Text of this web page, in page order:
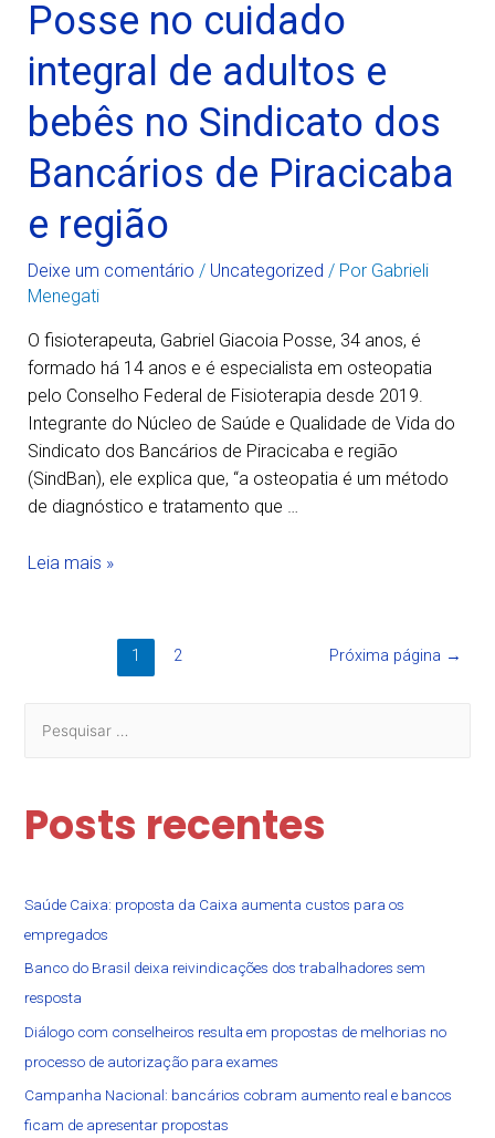
Posse no cuidado
integral de adultos e
bebês no Sindicato dos
Bancários de Piracicaba
e região
Deixe um comentário / Uncategorized / Por Gabrieli
Menegati
O fisioterapeuta, Gabriel Giacoia Posse, 34 anos, é
formado há 14 anos e é especialista em osteopatia
pelo Conselho Federal de Fisioterapia desde 2019.
Integrante do Núcleo de Saúde e Qualidade de Vida do
Sindicato dos Bancários de Piracicaba e região
(SindBan), ele explica que, “a osteopatia é um método
de diagnóstico e tratamento que …
Leia mais »
1 2 Próxima página →
Posts recentes
Saúde Caixa: proposta da Caixa aumenta custos para os
empregados
Banco do Brasil deixa reivindicações dos trabalhadores sem
resposta
Diálogo com conselheiros resulta em propostas de melhorias no
processo de autorização para exames
Campanha Nacional: bancários cobram aumento real e bancos
ficam de apresentar propostas